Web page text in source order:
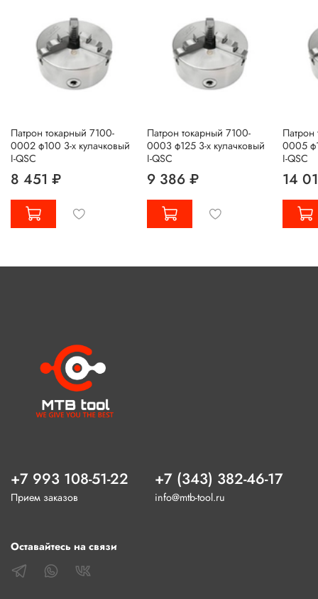
Патрон токарный 7100-
0002 ф100 3-х кулачковый
I-QSC
8 451 ₽
Патрон токарный 7100-
0003 ф125 3-х кулачковый
I-QSC
9 386 ₽
Патрон
0005
I-QSC
14
+7 993 108-51-22
Прием заказов
+7 (343) 382-46-17
info@mtb-tool.ru
Оставайтесь на связи